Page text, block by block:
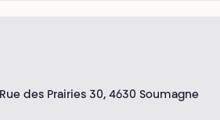
Rue des Prairies 30, 4630 Soumagne